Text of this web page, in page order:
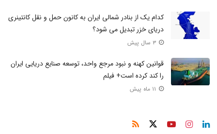
کدام یک از بنادر شمالی ایران به کانون حمل و نقل کانتینری
دریای خزر تبدیل می شود؟
قوانین کهنه و نبود مرجع واحد، توسعه صنایع دریایی ایران
را کند کرده است+ فیلم